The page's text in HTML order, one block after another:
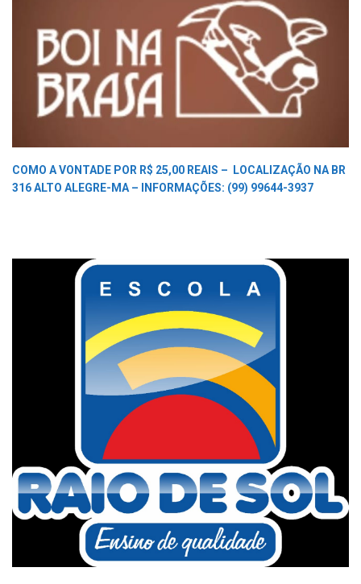
COMO A VONTADE POR R$ 25,00 REAIS –
LOCALIZAÇÃO NA BR
316 ALTO ALEGRE-MA –
INFORMAÇÕES: (99) 99644-3937